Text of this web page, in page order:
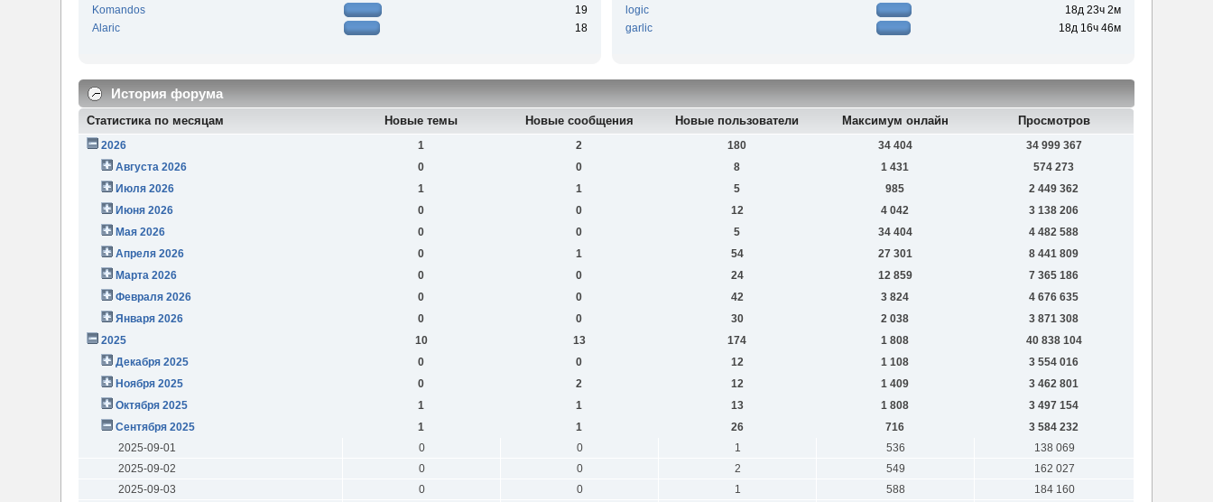
Komandos
19
Alaric
18
logic
18д 23ч 2м
garlic
18д 16ч 46м
История форума
Статистика по месяцам Новые темы Новые сообщения Новые пользователи Максимум онлайн Просмотров
2026 1 2 180 34 404
34 999 367
Августа 2026
0 0 8 1 431
574 273
Июля 2026
1 1 5 985
2 449 362
Июня 2026
0 0 12 4 042
3 138 206
Мая 2026
0 0 5 34 404
4 482 588
Апреля 2026
0 1 54 27 301
8 441 809
Марта 2026
0 0 24 12 859
7 365 186
Февраля 2026
0 0 42 3 824
4 676 635
Января 2026
0 0 30 2 038
3 871 308
2025
10 13 174 1 808
40 838 104
Декабря 2025
0 0 12 1 108
3 554 016
Ноября 2025
0 2 12 1 409
3 462 801
Октября 2025
1 1 13 1 808
3 497 154
Сентября 2025
1 1 26 716
3 584 232
2025-09-01
0 0 1 536
138 069
2025-09-02
0 0 2 549
162 027
2025-09-03
0 0 1 588
184 160